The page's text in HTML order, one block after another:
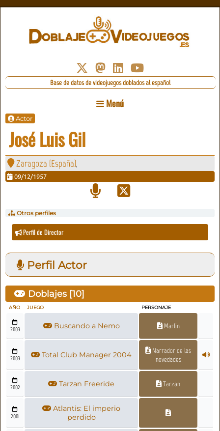
Base de datos de videojuegos doblados al español
Menú
Actor
José Luis Gil
Zaragoza (España),
09/12/1957
Otros perfiles
Perfil de Director
Perfil Actor
Doblajes [10]
AÑO JUEGO PERSONAJE
2003 Buscando a Nemo Marlin
2003 Total Club Manager 2004
Narrador de las
novedades
2002 Tarzan Freeride Tarzan
2001
Atlantis: El imperio
perdido